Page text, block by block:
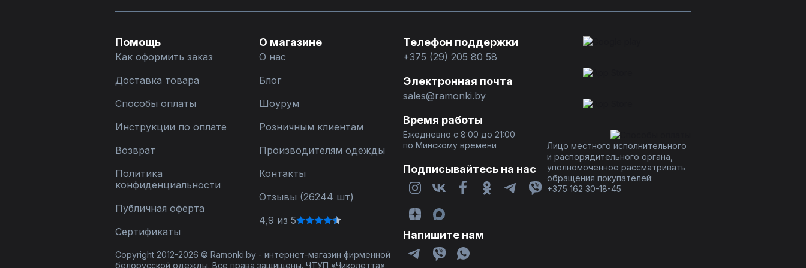
Помощь
Как оформить заказ
Доставка товара
Способы оплаты
Инструкции по оплате
Возврат
Политика
конфиденциальности
Публичная оферта
Сертификаты
О магазине
О нас
Блог
Шоурум
Розничным клиентам
Производителям одежды
Контакты
Отзывы (26244 шт)
4,9 из 5
Телефон поддержки
+375 (29) 205 80 58
Электронная почта
sales@ramonki.by
Время работы
Ежедневно с 8:00 до 21:00
по Минскому времени
Подписывайтесь на нас
Напишите нам
Лицо местного исполнительного
и распорядительного органа,
уполномоченное рассматривать
обращения покупателей:
+375 162 30-18-45
Copyright 2012-2026 © Ramonki.by - интернет-магазин фирменной
белорусской одежды. Все права защищены. ЧТУП «Чиколетта»,